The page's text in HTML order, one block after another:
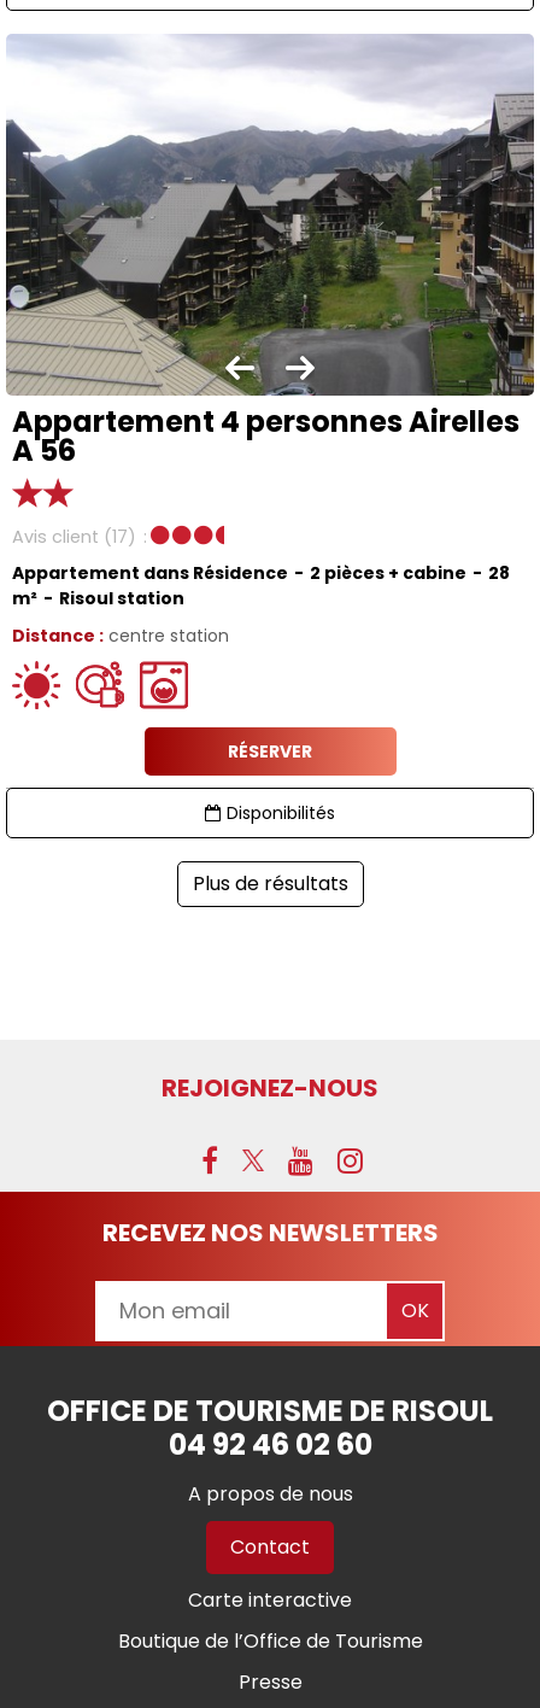
Appartement 4 personnes Airelles
A 56
Avis client (17)
Distance : centre station
Appartement dans Résidence 2 pièces + cabine
28
m²
Risoul station
RÉSERVER
Disponibilités
Plus de résultats
REJOIGNEZ-NOUS
RECEVEZ NOS NEWSLETTERS
OFFICE DE TOURISME DE RISOUL
04 92 46 02 60
A propos de nous
Contact
Carte interactive
Boutique de l’Office de Tourisme
Presse